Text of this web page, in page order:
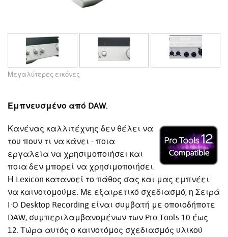
Μεγαλύτερες εικόνες
Εμπνευσμένο από DAW.
Κανένας καλλιτέχνης δεν θέλει να
του πουν τι να κάνει - ποια
εργαλεία να χρησιμοποιήσει και
ποια δεν μπορεί να χρησιμοποιήσει.
Η Lexicon κατανοεί το πάθος σας και μας εμπνέει
να καινοτομούμε. Με εξαιρετικό σχεδιασμό, η Σειρά
I·O Desktop Recording είναι συμβατή με οποιοδήποτε
DAW, συμπεριλαμβανομένων των Pro Tools 10 έως
12. Τώρα αυτός ο καινοτόμος σχεδιασμός υλικού